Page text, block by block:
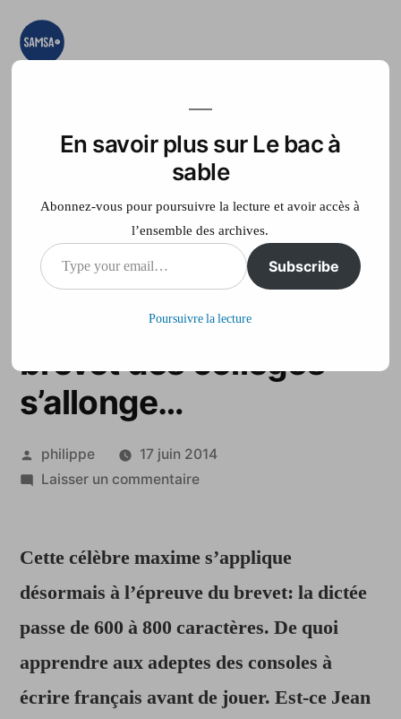
Aller
teste, on expérimente
Accueil France Télé
Plus c’est long, plus
c’est bon: la dictée au
brevet des collèges
s’allonge…
Publié
par
philippe
17 juin 2014
Laisser un commentairesur
long,
c’est
bon:
au
Cette célèbre maxime s’applique
désormais à l’épreuve du brevet: la dictée
passe de 600 à 800 caractères. De quoi
apprendre aux adeptes des consoles à
écrire français avant de jouer. Est-ce Jean
En savoir plus sur Le bac à
sable
Abonnez-vous pour poursuivre la lecture et avoir accès à
l’ensemble des archives.
Type
your
Subscribe
Poursuivre la lecture